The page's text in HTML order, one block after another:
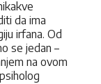
da ima
irfana. Od
se jedan –
na ovom